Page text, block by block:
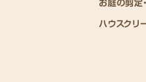
お庭の剪定
ハウスクリ